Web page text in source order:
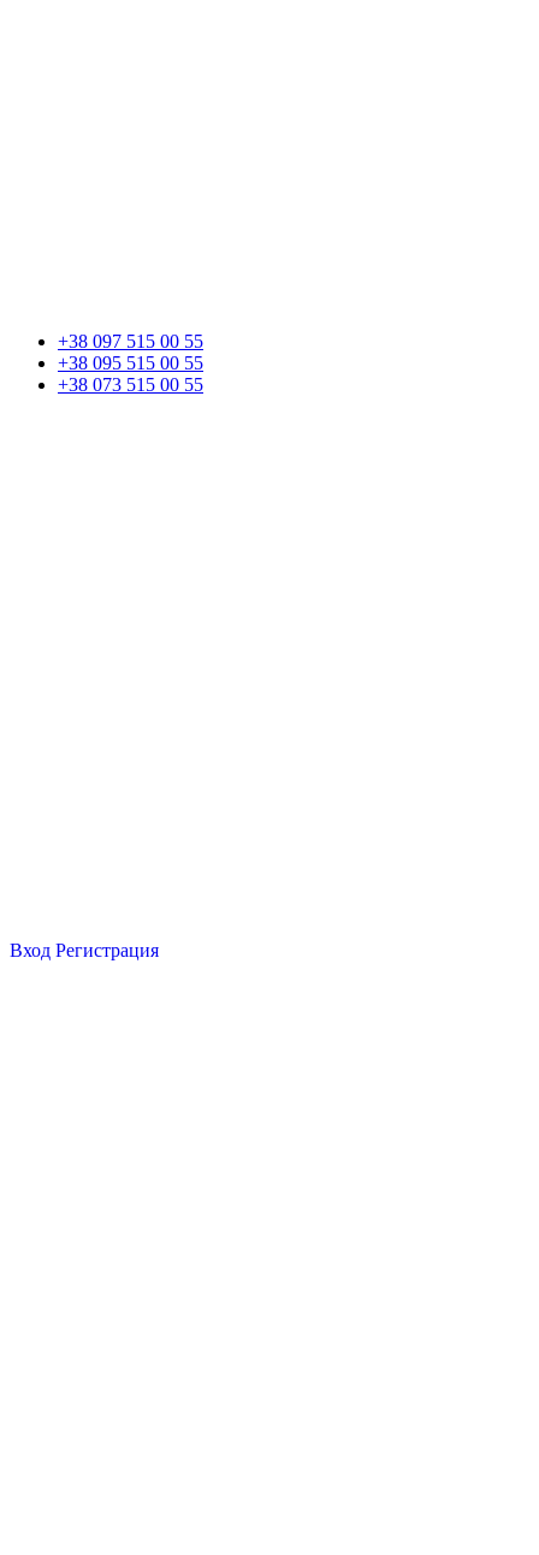
+38 097 515 00 55
+38 095 515 00 55
+38 073 515 00 55
Вход Регистрация